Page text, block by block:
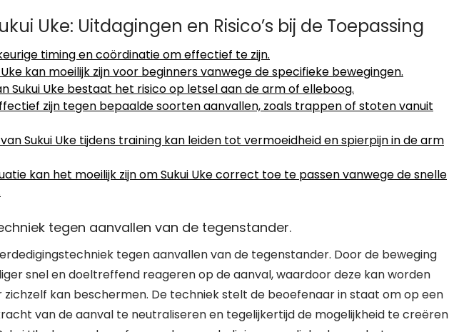
Uke: Uitdagingen en Risico’s bij de Toepassing
timing en coördinatie om effectief te zijn.
kan moeilijk zijn voor beginners vanwege de specifieke bewegingen.
Sukui Uke bestaat het risico op letsel aan de arm of elleboog.
zijn tegen bepaalde soorten aanvallen, zoals trappen of stoten vanuit
Sukui Uke tijdens training kan leiden tot vermoeidheid en spierpijn in de arm
kan het moeilijk zijn om Sukui Uke correct toe te passen vanwege de snelle
tegen aanvallen van de tegenstander.
tegen aanvallen van de tegenstander. Door de beweging
snel en doeltreffend reageren op de aanval, waardoor deze kan worden
kan beschermen. De techniek stelt de beoefenaar in staat om op een
van de aanval te neutraliseren en tegelijkertijd de mogelijkheid te creëren